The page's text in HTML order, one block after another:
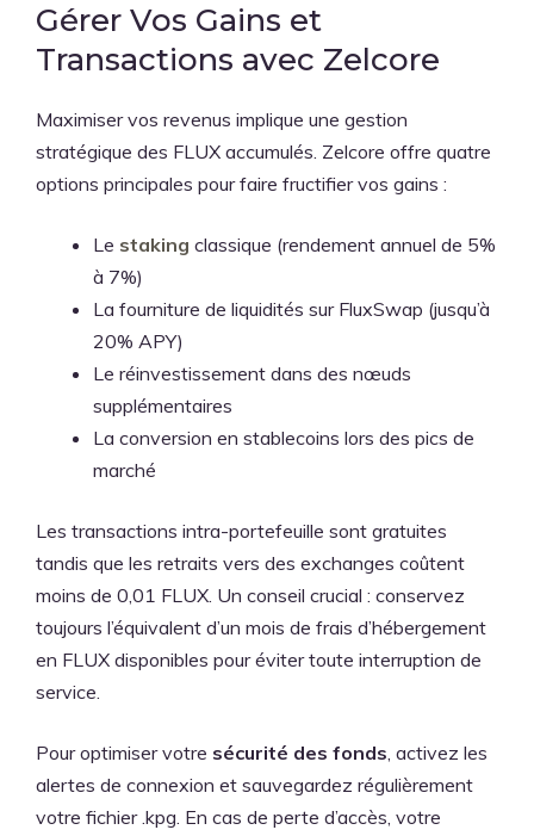
Gérer Vos Gains et
Transactions avec Zelcore
Maximiser vos revenus implique une gestion
stratégique des FLUX accumulés. Zelcore offre quatre
options principales pour faire fructifier vos gains :
Le staking classique (rendement annuel de 5%
à 7%)
La fourniture de liquidités sur FluxSwap (jusqu’à
20% APY)
Le réinvestissement dans des nœuds
supplémentaires
La conversion en stablecoins lors des pics de
marché
Les transactions intra-portefeuille sont gratuites
tandis que les retraits vers des exchanges coûtent
moins de 0,01 FLUX. Un conseil crucial : conservez
toujours l’équivalent d’un mois de frais d’hébergement
en FLUX disponibles pour éviter toute interruption de
service.
Pour optimiser votre sécurité des fonds, activez les
alertes de connexion et sauvegardez régulièrement
votre fichier .kpg. En cas de perte d’accès, votre